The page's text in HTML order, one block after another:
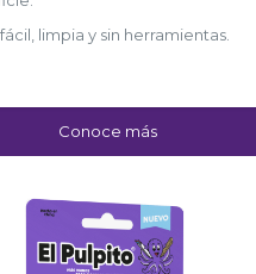
limpia y sin herramientas.
Conoce más